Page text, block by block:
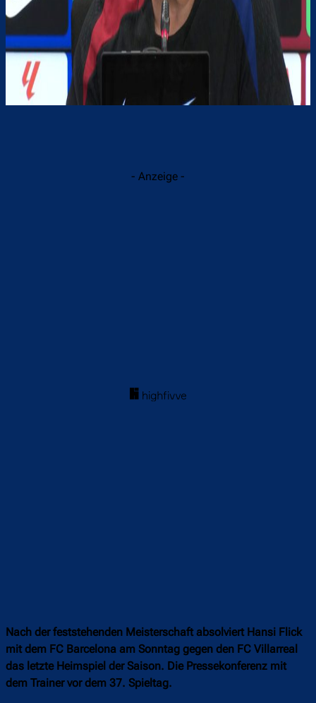
- Anzeige -
Nach der feststehenden Meisterschaft absolviert Hansi Flick
mit dem FC Barcelona am Sonntag gegen den FC Villarreal
das letzte Heimspiel der Saison. Die Pressekonferenz mit
dem Trainer vor dem 37. Spieltag.